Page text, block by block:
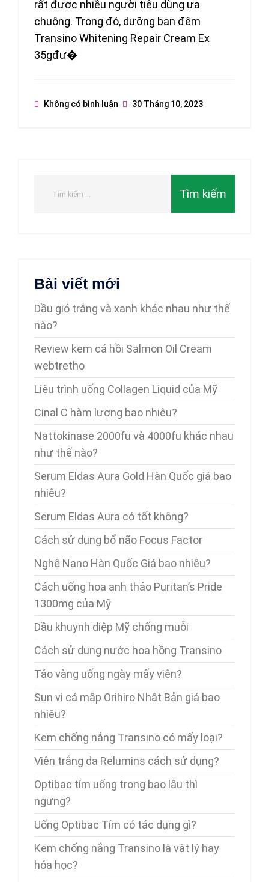
rất được nhiều người tiêu dùng ưa
chuộng. Trong đó, dưỡng ban đêm
Transino Whitening Repair Cream Ex
35gđư�
Không có bình luận 30 Tháng 10, 2023
Bài viết mới
Dầu gió trắng và xanh khác nhau như thế
nào?
Review kem cá hồi Salmon Oil Cream
webtretho
Liệu trình uống Collagen Liquid của Mỹ
Cinal C hàm lượng bao nhiêu?
Nattokinase 2000fu và 4000fu khác nhau
như thế nào?
Serum Eldas Aura Gold Hàn Quốc giá bao
nhiêu?
Serum Eldas Aura có tốt không?
Cách sử dụng bổ não Focus Factor
Nghệ Nano Hàn Quốc Giá bao nhiêu?
Cách uống hoa anh thảo Puritan’s Pride
1300mg của Mỹ
Dầu khuynh diệp Mỹ chống muỗi
Cách sử dụng nước hoa hồng Transino
Tảo vàng uống ngày mấy viên?
Sụn vi cá mập Orihiro Nhật Bản giá bao
nhiêu?
Kem chống nắng Transino có mấy loại?
Viên trắng da Relumins cách sử dụng?
Optibac tím uống trong bao lâu thì
ngưng?
Uống Optibac Tím có tác dụng gì?
Kem chống nắng Transino là vật lý hay
hóa học?